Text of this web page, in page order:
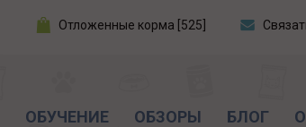
Отложенные корма [525]
ОБУЧЕНИЕ ОБЗОРЫ БЛОГ